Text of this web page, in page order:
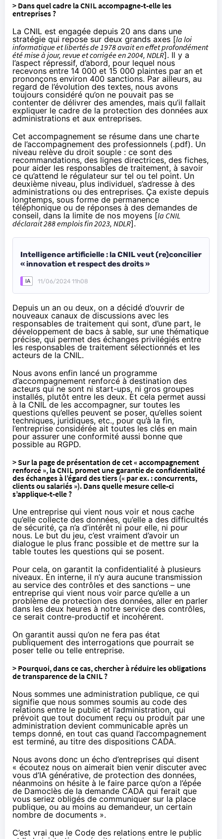
> Dans quel cadre la CNIL accompagne-t-elle les
entreprises ?
La CNIL est engagée depuis 20 ans dans une
stratégie qui repose sur deux grands axes [la loi
informatique et libertés de 1978 avait en effet profondément
étémise à jour, revue et corrigée en 2004, NDLR]. Il y a
l’aspect répressif, d’abord, pour lequel nous
recevons entre 14 000 et 15 000 plaintes par an et
prononçons environ 400 sanctions. Par ailleurs, au
regard de l’évolution des textes, nous avons
toujours considéré qu’on ne pouvait pas se
contenter de délivrer des amendes, mais qu’il fallait
expliquer le cadre de la protection des données aux
administrations et aux entreprises.
Cet accompagnement se résume dans une charte
de l’accompagnement des professionnels (.pdf). Un
niveau relève du droit souple : ce sont des
recommandations, des lignes directrices, des fiches,
pour aider les responsables de traitement, à savoir
ce qu’attend le régulateur sur tel ou tel point. Un
deuxième niveau, plus individuel, s’adresse à des
administrations ou des entreprises. Ça existe depuis
longtemps, sous forme de permanence
téléphonique ou de réponses à des demandes de
conseil, dans la limite de nos moyens [la CNIL
déclarait288 emplois fin 2023, NDLR].
Intelligence artificielle : la CNIL veut (re)concilier
« innovation et respect des droits »
IA 11/06/2024 11h08
Depuis un an ou deux, on a décidé d’ouvrir de
nouveaux canaux de discussions avec les
responsables de traitement qui sont, d’une part, le
développement de bacs à sable, sur une thématique
précise, qui permet des échanges privilégiés entre
les responsables de traitement sélectionnés et les
acteurs de la CNIL.
Nous avons enfin lancé un programme
d’accompagnement renforcé à destination des
acteurs qui ne sont ni start-ups, ni gros groupes
installés, plutôt entre les deux. Et cela permet aussi
à la CNIL de les accompagner, sur toutes les
questions qu’elles peuvent se poser, qu’elles soient
techniques, juridiques, etc., pour qu’à la fin,
l’entreprise considérée ait toutes les clés en main
pour assurer une conformité aussi bonne que
possible au RGPD.
> Sur la page de présentation de cet « accompagnement
renforcé », la CNIL promet une garantie de confidentialité
des échanges à l’égard des tiers (« par ex. : concurrents,
clients ou salariés »). Dans quelle mesure celle-ci
s’applique-t-elle ?
Une entreprise qui vient nous voir et nous cache
qu’elle collecte des données, qu’elle a des difficultés
de sécurité, ça n’a d’intérêt ni pour elle, ni pour
nous. Le but du jeu, c’est vraiment d’avoir un
dialogue le plus franc possible et de mettre sur la
table toutes les questions qui se posent.
Pour cela, on garantit la confidentialité à plusieurs
niveaux. En interne, il n’y aura aucune transmission
au service des contrôles et des sanctions – une
entreprise qui vient nous voir parce qu’elle a un
problème de protection des données, aller en parler
dans les deux heures à notre service des contrôles,
ce serait contre-productif et incohérent.
On garantit aussi qu’on ne fera pas état
publiquement des interrogations que pourrait se
poser telle ou telle entreprise.
> Pourquoi, dans ce cas, chercher à réduire les obligations
de transparence de la CNIL ?
Nous sommes une administration publique, ce qui
signifie que nous sommes soumis au code des
relations entre le public et l’administration, qui
prévoit que tout document reçu ou produit par une
administration devient communicable après un
temps donné, en tout cas quand l’accompagnement
est terminé, au titre des dispositions CADA.
Nous avons donc un écho d’entreprises qui disent
« écoutez nous on aimerait bien venir discuter avec
vous d’IA générative, de protection des données,
néanmoins on hésite à le faire parce qu’on a l’épée
de Damoclès de la demande CADA qui ferait que
vous seriez obligés de communiquer sur la place
publique, ou au moins au demandeur, un certain
nombre de documents ».
C’est vrai que le Code des relations entre le public